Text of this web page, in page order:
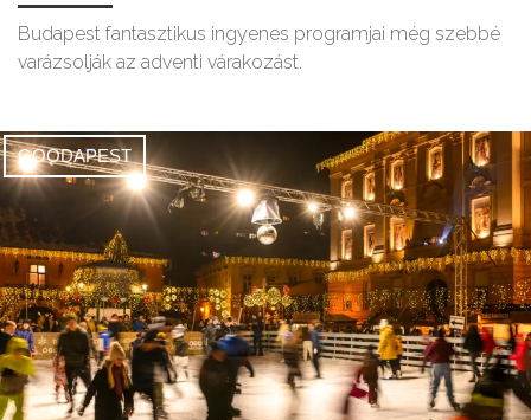
Budapest fantasztikus ingyenes programjai még szebbé
varázsolják az adventi várakozást.
GOODAPEST